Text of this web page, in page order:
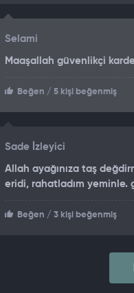
Selami
Maaşallah güvenlikçi
Beğen / 5 kişi beğenmiş
Sade İzleyici
Allah ayağınıza taş
eridi, rahatladım yeminle.
Beğen / 3 kişi beğenmiş